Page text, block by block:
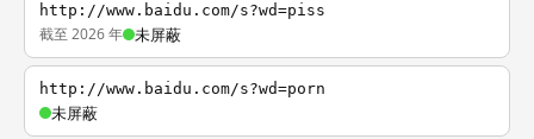
http://www.baidu.com/s?wd=piss
截至 2026 年 未屏蔽
http://www.baidu.com/s?wd=porn
未屏蔽